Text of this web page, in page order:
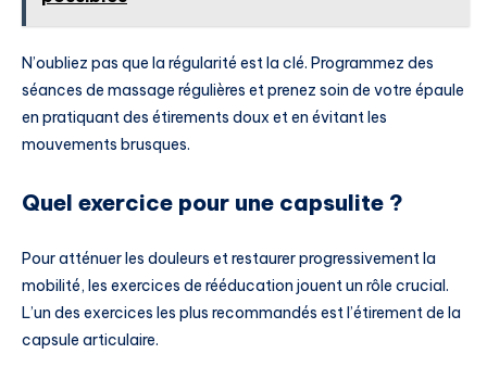
N’oubliez pas que la régularité est la clé. Programmez des
séances de massage régulières et prenez soin de votre épaule
en pratiquant des étirements doux et en évitant les
mouvements brusques.
Quel exercice pour une capsulite ?
Pour atténuer les douleurs et restaurer progressivement la
mobilité, les exercices de rééducation jouent un rôle crucial.
L’un des exercices les plus recommandés est l’étirement de la
capsule articulaire.